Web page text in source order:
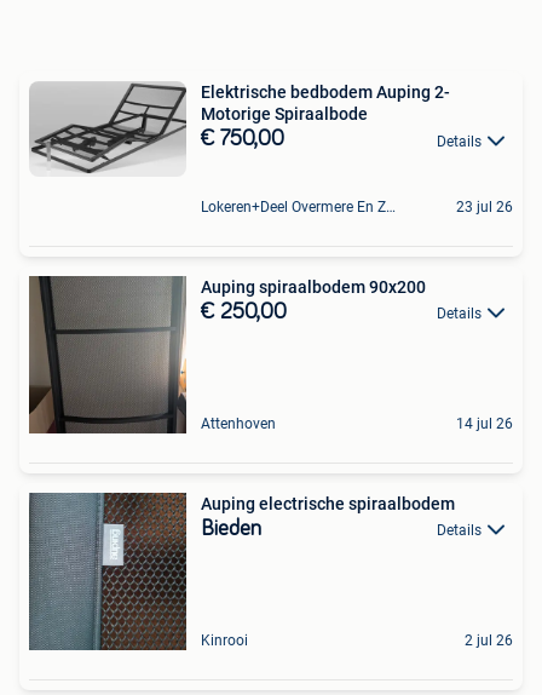
Elektrische bedbodem Auping 2-
Motorige Spiraalbode
€ 750,00 Details
Lokeren+Deel Overmere En Zele 23 jul 26
Auping spiraalbodem 90x200
€ 250,00 Details
Attenhoven 14 jul 26
Auping electrische spiraalbodem
Bieden Details
Kinrooi 2 jul 26